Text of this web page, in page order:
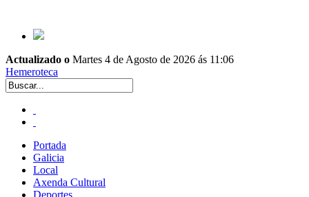
Actualizado o Martes 4 de Agosto de 2026 ás 11:06
Hemeroteca
Portada
Galicia
Local
Axenda Cultural
Deportes